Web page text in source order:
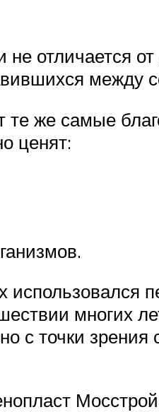
отличается
между
же самые
ценят:
многих
с точки